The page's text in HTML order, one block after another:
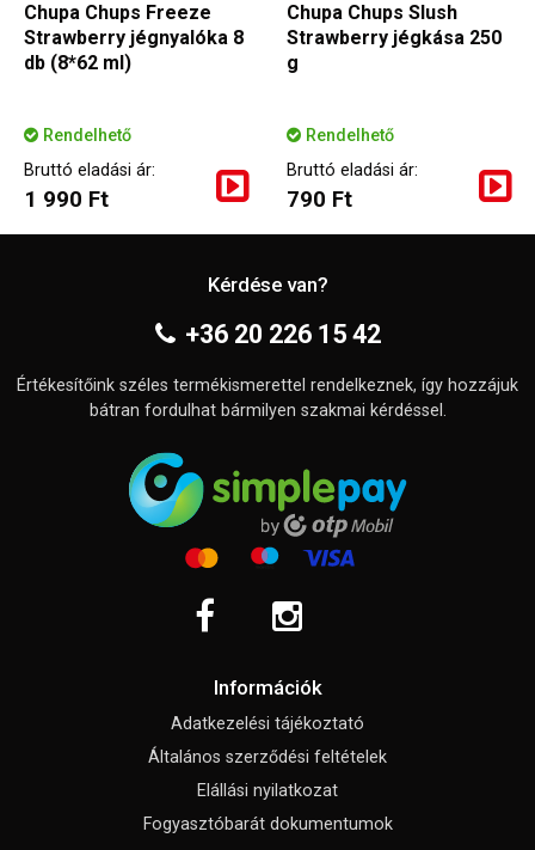
Chupa Chups Freeze
Strawberry jégnyalóka 8
db (8*62 ml)
Rendelhető
Bruttó eladási ár:
1 990 Ft
Chupa Chups Slush
Strawberry jégkása 250
g
Rendelhető
Bruttó eladási ár:
790 Ft
Kérdése van?
+36 20 226 15 42
Értékesítőink széles termékismerettel rendelkeznek, így hozzájuk
bátran fordulhat bármilyen szakmai kérdéssel.
Információk
Adatkezelési tájékoztató
Általános szerződési feltételek
Elállási nyilatkozat
Fogyasztóbarát dokumentumok